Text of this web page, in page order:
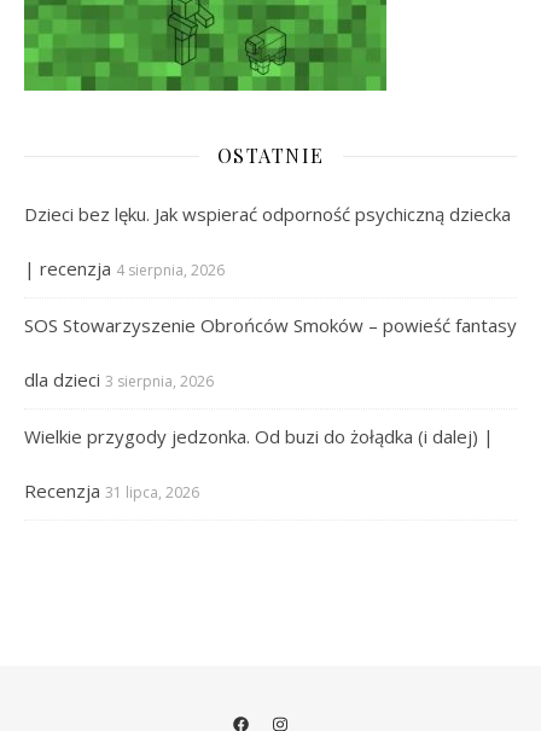
OSTATNIE
Dzieci bez lęku. Jak wspierać odporność psychiczną dziecka
| recenzja 4 sierpnia, 2026
SOS Stowarzyszenie Obrońców Smoków – powieść fantasy
dla dzieci 3 sierpnia, 2026
Wielkie przygody jedzonka. Od buzi do żołądka (i dalej) |
Recenzja 31 lipca, 2026